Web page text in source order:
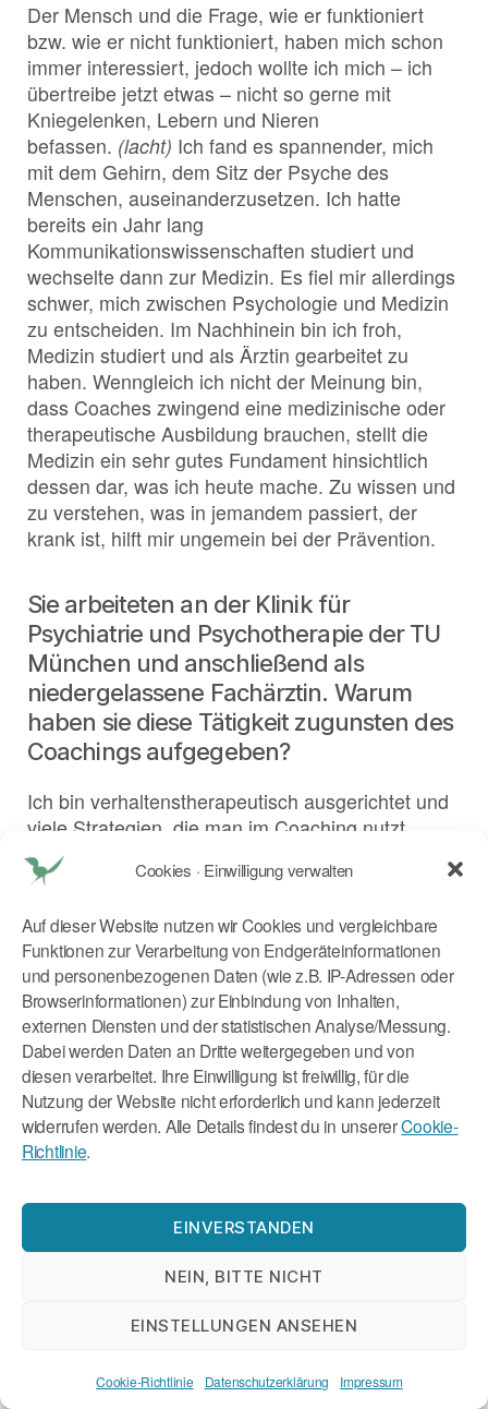
Cookies · Einwilligung verwalten
Auf dieser Website nutzen wir Cookies und vergleichbare
Funktionen zur Verarbeitung von Endgeräteinformationen
und personenbezogenen Daten (wie z.B. IP-Adressen oder
Browserinformationen) zur Einbindung von Inhalten,
externen Diensten und der statistischen Analyse/Messung.
Dabei werden Daten an Dritte weitergegeben und von
diesen verarbeitet. Ihre Einwilligung ist freiwillig, für die
Nutzung der Website nicht erforderlich und kann jederzeit
widerrufen werden. Alle Details findest du in unsererCookie-
Richtlinie.
EINVERSTANDEN
NEIN, BITTE NICHT
EINSTELLUNGEN ANSEHEN
Cookie-Richtlinie Datenschutzerklärung Impressum
Der Mensch und die Frage, wie er funktioniert
bzw. wie er nicht funktioniert, haben mich schon
immer interessiert, jedoch wollte ich mich – ich
übertreibe jetzt etwas – nicht so gerne mit
Kniegelenken, Lebern und Nieren
befassen. (lacht) Ich fand es spannender, mich
mit dem Gehirn, dem Sitz der Psyche des
Menschen, auseinanderzusetzen. Ich hatte
bereits ein Jahr lang
Kommunikationswissenschaften studiert und
wechselte dann zur Medizin. Es fiel mir allerdings
schwer, mich zwischen Psychologie und Medizin
zu entscheiden. Im Nachhinein bin ich froh,
Medizin studiert und als Ärztin gearbeitet zu
haben. Wenngleich ich nicht der Meinung bin,
dass Coaches zwingend eine medizinische oder
therapeutische Ausbildung brauchen, stellt die
Medizin ein sehr gutes Fundament hinsichtlich
dessen dar, was ich heute mache. Zu wissen und
zu verstehen, was in jemandem passiert, der
krank ist, hilft mir ungemein bei der Prävention.
Sie arbeiteten an der Klinik für
Psychiatrie und Psychotherapie der TU
München und anschließend als
niedergelassene Fachärztin. Warum
haben sie diese Tätigkeit zugunsten des
Coachings aufgegeben?
Ich bin verhaltenstherapeutisch ausgerichtet und
viele Strategien, die man im Coaching nutzt,
stammen aus der Verhaltenstherapie, sodass es
bereits eine methodische Nähe gab. Ich
die sich mit psychischer Gesundheit am
Arbeitsplatz befasste, das Thema beforschte und
Workshops in Unternehmen und Behörden anbot.
Die Thematik hat mich sehr interessiert und so
hat sich alles Weitere nach und nach entwickelt.
Sind Sie im Zuge der Workshops an
Punkte gestoßen, deren Bearbeitung
des Einzel-Coachings bedurfte?
Ja, das passierte. Workshops und Seminare
können insbesondere zur Sensibilisierung für das
Thema beitragen und Wissen vermitteln. Als
Verhaltenstherapeutin war mir aber immer klar,
wie viel mehr man im Einzel-Setting für das
Ziel, die Arbeit mit Einzelpersonen aufzugeben.